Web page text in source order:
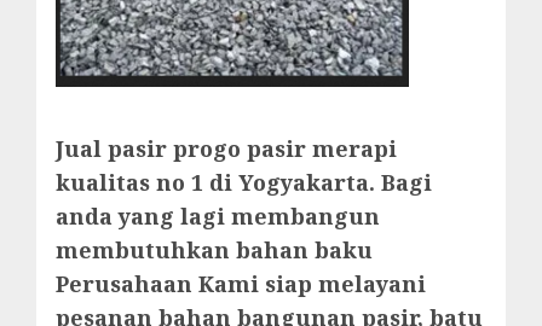
Jual pasir progo pasir merapi
kualitas no 1 di Yogyakarta. Bagi
anda yang lagi membangun
membutuhkan bahan baku
Perusahaan Kami siap melayani
pesanan bahan bangunan pasir, batu